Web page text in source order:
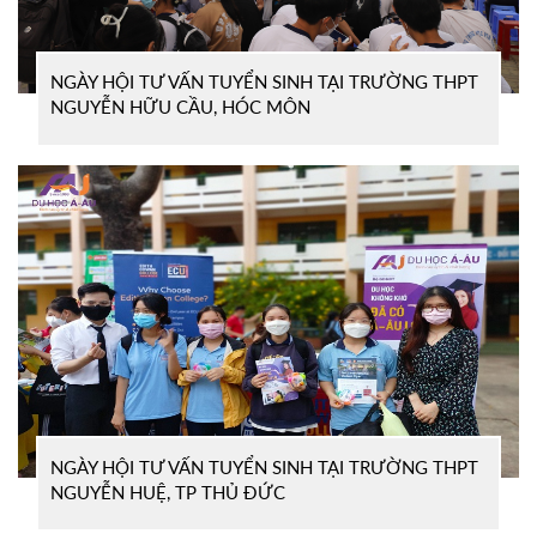
NGÀY HỘI TƯ VẤN TUYỂN SINH TẠI TRƯỜNG THPT
NGUYỄN HỮU CẦU, HÓC MÔN
NGÀY HỘI TƯ VẤN TUYỂN SINH TẠI TRƯỜNG THPT
NGUYỄN HUỆ, TP THỦ ĐỨC